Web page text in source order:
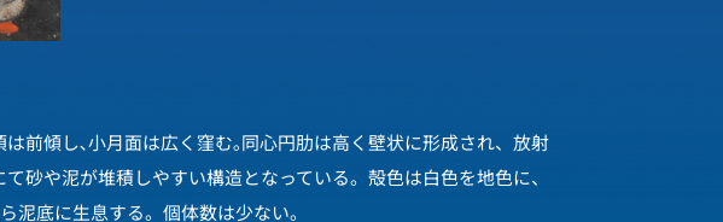
前傾し､小月面は広く窪む｡同心円肋は高く壁状に形成され、放射
砂や泥が堆積しやすい構造となっている。殻色は白色を地色に、
泥底に生息する。個体数は少ない。